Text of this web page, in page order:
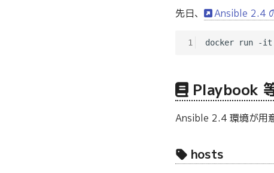
先日、 Ansible 2.4
1
Playbook
Ansible 2.4 環境が用
hosts